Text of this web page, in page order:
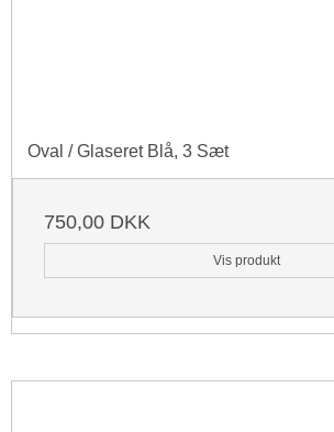
Oval / Glaseret Blå, 3 Sæt
750,00 DKK
Vis produkt